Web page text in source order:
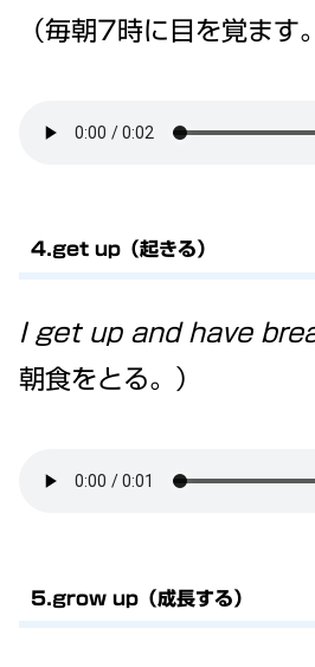
（毎朝7時に目を覚ます
4.get up（起きる）
I get up and have
朝食をとる。）
5.grow up（成長する）